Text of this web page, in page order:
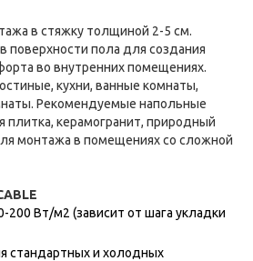
в стяжку толщиной 2-5 см.
поверхности пола для создания
во внутренних помещениях.
кухни, ванные комнаты,
Рекомендуемые напольные
плитка, керамогранит, природный
монтажа в помещениях со сложной
200 Вт/м2 (зависит от шага укладки
стандартных и холодных